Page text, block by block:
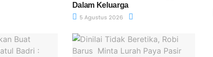
Dalam Keluarga
5 Agustus 2026